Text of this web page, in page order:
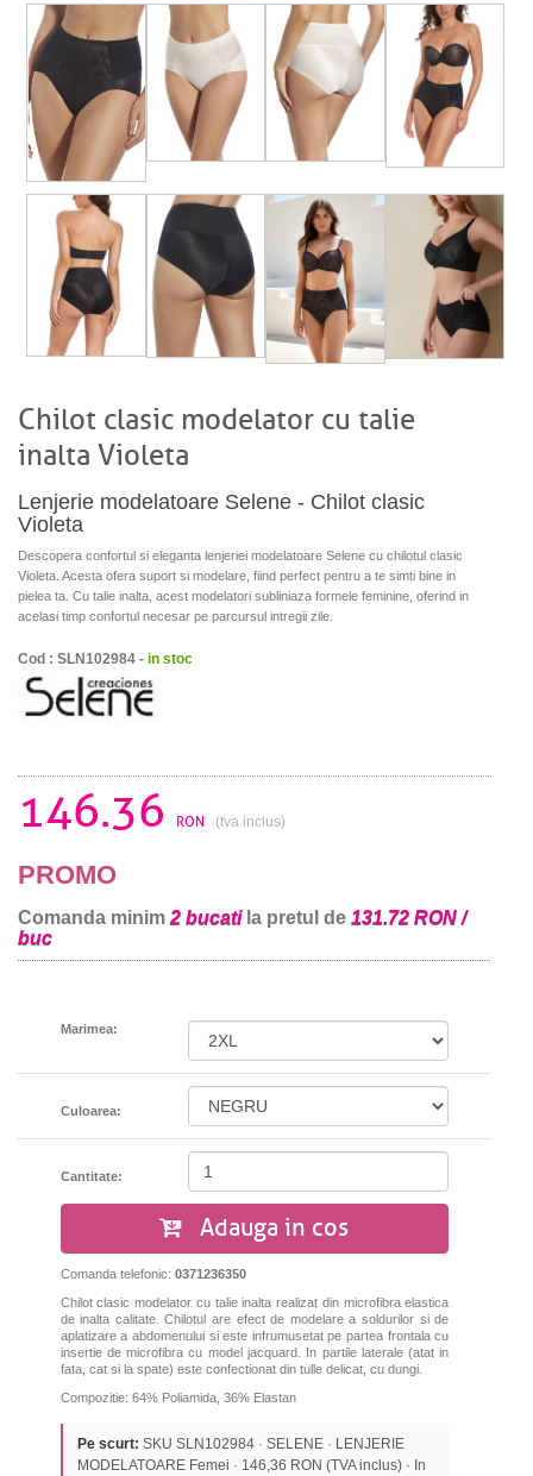
Chilot clasic modelator cu talie
inalta Violeta
Lenjerie modelatoare Selene - Chilot clasic
Violeta
Descopera confortul si eleganta lenjeriei modelatoare Selene cu chilotul clasic
Violeta. Acesta ofera suport si modelare, fiind perfect pentru a te simti bine in
pielea ta. Cu talie inalta, acest modelatori subliniaza formele feminine, oferind in
acelasi timp confortul necesar pe parcursul intregii zile.
Cod : SLN102984 - in stoc
146.36 RON (tva inclus)
PROMO
Comanda minim 2 bucatila pretul de 131.72 RON /
buc
Marimea:
Culoarea:
Cantitate:
Adauga in cos
Comanda telefonic: 0371236350
Chilot clasic modelator cu talie inalta realizat din microfibra elastica
de inalta calitate. Chilotul are efect de modelare a soldurilor si de
aplatizare a abdomenului si este infrumusetat pe partea frontala cu
insertie de microfibra cu model jacquard. In partile laterale (atat in
fata, cat si la spate) este confectionat din tulle delicat, cu dungi.
Compozitie: 64% Poliamida, 36% Elastan
Pe scurt: SKU SLN102984 · SELENE · LENJERIE
MODELATOARE Femei · 146,36 RON (TVA inclus) · In